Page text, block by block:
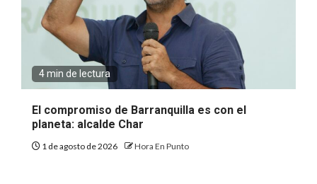
4 min de lectura
El compromiso de Barranquilla es con el
planeta: alcalde Char
1 de agosto de 2026 Hora En Punto